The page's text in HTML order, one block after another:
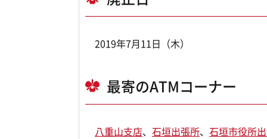
2019年7月11日（木）
最寄のATMコーナー
八重山支店、 石垣出張所、 石垣市役所